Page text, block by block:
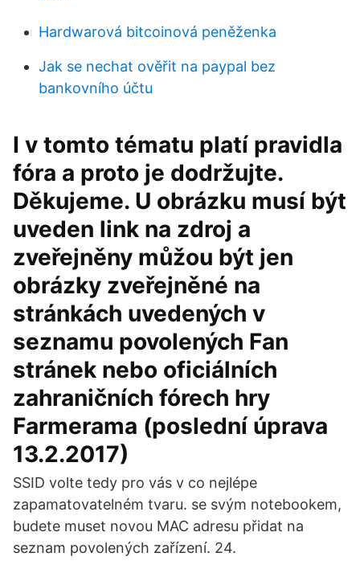
Hardwarová bitcoinová peněženka
Jak se nechat ověřit na paypal bez
bankovního účtu
I v tomto tématu platí pravidla
fóra a proto je dodržujte.
Děkujeme. U obrázku musí být
uveden link na zdroj a
zveřejněny můžou být jen
obrázky zveřejněné na
stránkách uvedených v
seznamu povolených Fan
stránek nebo oficiálních
zahraničních fórech hry
Farmerama (poslední úprava
13.2.2017)
SSID volte tedy pro vás v co nejlépe
zapamatovatelném tvaru. se svým notebookem,
budete muset novou MAC adresu přidat na
seznam povolených zařízení. 24.